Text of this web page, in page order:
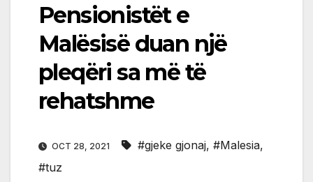
Pensionistët e
Malësisë duan një
pleqëri sa më të
rehatshme
OCT 28, 2021 #gjeke gjonaj, #Malesia,
#tuz